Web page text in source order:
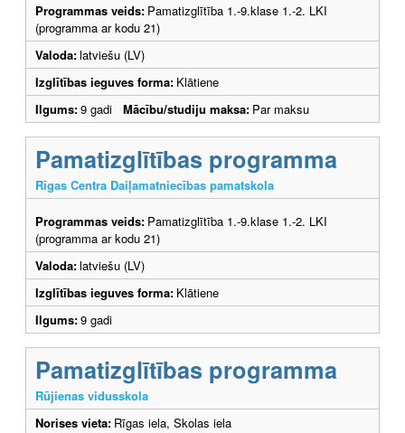
Programmas veids: Pamatizglītība 1.-9.klase 1.-2. LKI
(programma ar kodu 21)
Valoda:latviešu (LV)
Izglītības ieguves forma: Klātiene
Ilgums:9 gadi Mācību/studiju maksa: Par maksu
Pamatizglītības programma
Rīgas Centra Daiļamatniecības pamatskola
Programmas veids: Pamatizglītība 1.-9.klase 1.-2. LKI
(programma ar kodu 21)
Valoda:latviešu (LV)
Izglītības ieguves forma: Klātiene
Ilgums:9 gadi
Pamatizglītības programma
Rūjienas vidusskola
Norises vieta: Rīgas iela, Skolas iela